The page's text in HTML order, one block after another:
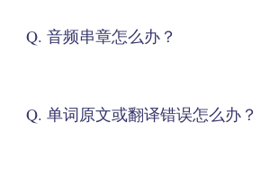
Q. 音频串章怎么办？
Q. 单词原文或翻译错误怎么办？